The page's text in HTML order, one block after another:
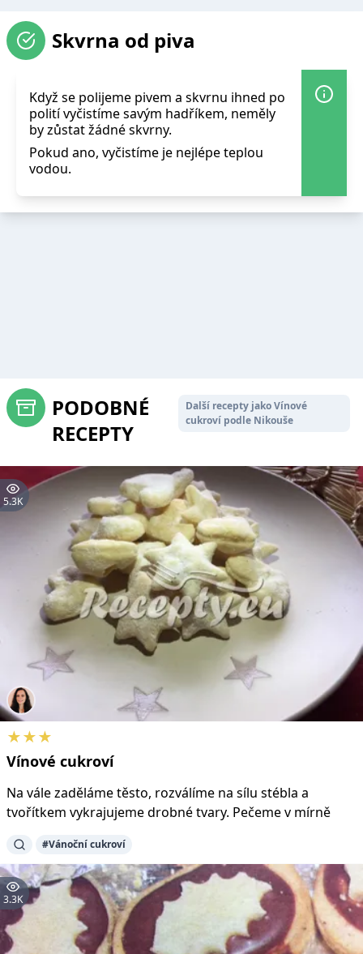
Skvrna od piva
Když se polijeme pivem a skvrnu ihned po
polití vyčistíme savým hadříkem, neměly
by zůstat žádné skvrny.
Pokud ano, vyčistíme je nejlépe teplou
vodou.
PODOBNÉ
RECEPTY
Další recepty jako Vínové
cukroví podle Nikouše
5.3K
★★★
Vínové cukroví
Na vále zaděláme těsto, rozválíme na sílu stébla a
tvořítkem vykrajujeme drobné tvary. Pečeme v mírně
#Vánoční cukroví
3.3K